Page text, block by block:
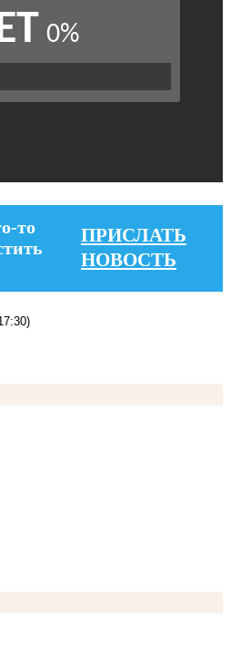
то
ПРИСЛАТЬ
НОВОСТЬ